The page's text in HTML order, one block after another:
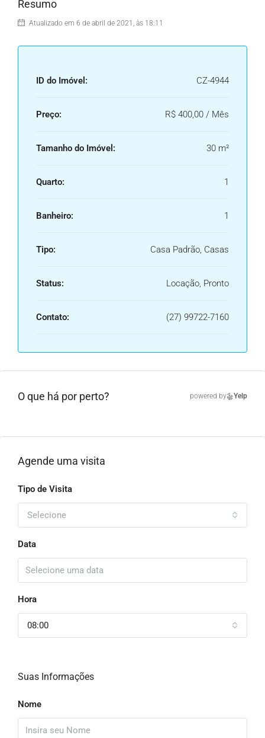
Resumo
Atualizado em 6 de abril de 2021, às 18:11
ID do Imóvel: CZ-4944
Preço: R$ 400,00 / Mês
Tamanho do Imóvel: 30 m²
Quarto: 1
Banheiro: 1
Tipo: Casa Padrão, Casas
Status: Locação, Pronto
Contato: (27) 99722-7160
O que há por perto? powered by Yelp
Agende uma visita
Tipo de Visita
Selecione
Data
Hora
08:00
Suas Informações
Nome